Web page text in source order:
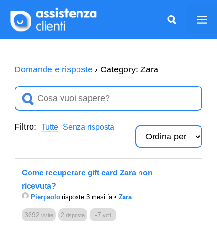
contenuto
Domande e risposte › Category: Zara
Filtro: Tutte Senza risposta
Come recuperare gift card Zara non
ricevuta?
Pierpaolo risposte 3 mesi fa• Zara
3692 visite 2 risposte -7 voti